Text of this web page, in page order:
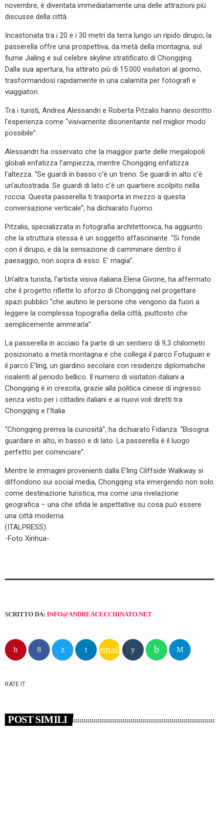
novembre, è diventata immediatamente una delle attrazioni più
discusse della città.
Incastonata tra i 20 e i 30 metri da terra lungo un ripido dirupo, la
passerella offre una prospettiva, da metà della montagna, sul
fiume Jialing e sul celebre skyline stratificato di Chongqing.
Dalla sua apertura, ha attirato più di 15.000 visitatori al giorno,
trasformandosi rapidamente in una calamita per fotografi e
viaggiatori.
Tra i turisti, Andrea Alessandri e Roberta Pitzalis hanno descritto
l’esperienza come “visivamente disorientante nel miglior modo
possibile”.
Alessandri ha osservato che la maggior parte delle megalopoli
globali enfatizza l’ampiezza, mentre Chongqing enfatizza
l’altezza. “Se guardi in basso c’è un treno. Se guardi in alto c’è
un’autostrada. Se guardi di lato c’è un quartiere scolpito nella
roccia. Questa passerella ti trasporta in mezzo a questa
conversazione verticale”, ha dichiarato l’uomo.
Pitzalis, specializzata in fotografia architettonica, ha aggiunto
che la struttura stessa è un soggetto affascinante. “Si fonde
con il dirupo, e dà la sensazione di camminare dentro il
paesaggio, non sopra di esso. E’ magia”.
Un’altra turista, l’artista visiva italiana Elena Givone, ha affermato
che il progetto riflette lo sforzo di Chongqing nel progettare
spazi pubblici “che aiutino le persone che vengono da fuori a
leggere la complessa topografia della città, piuttosto che
semplicemente ammirarla”.
La passerella in acciaio fa parte di un sentiero di 9,3 chilometri
posizionato a metà montagna e che collega il parco Fotuguan e
il parco E’ling, un giardino secolare con residenze diplomatiche
risalenti al periodo bellico. Il numero di visitatori italiani a
Chongqing è in crescita, grazie alla politica cinese di ingresso
senza visto per i cittadini italiani e ai nuovi voli diretti tra
Chongqing e l’Italia.
“Chongqing premia la curiosità”, ha dichiarato Fidanza. “Bisogna
guardare in alto, in basso e di lato. La passerella è il luogo
perfetto per cominciare”.
Mentre le immagini provenienti dalla E’ling Cliffside Walkway si
diffondono sui social media, Chongqing sta emergendo non solo
come destinazione turistica, ma come una rivelazione
geografica – una che sfida le aspettative su cosa può essere
una città moderna.
(ITALPRESS).
-Foto Xinhua-
SCRITTO DA: INFO@ANDREACECCHINATO.NET
email
RATE IT
POST SIMILI